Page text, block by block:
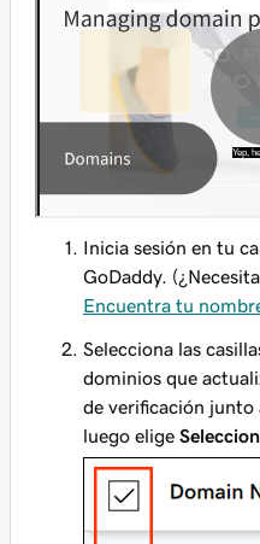
Inicia sesión en tu
GoDaddy.
Encuentra tu
Selecciona las
dominios que
de verificación junto
luego elige